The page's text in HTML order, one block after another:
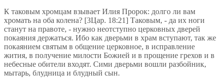
К таковым хромцам взывает Илия Пророк: долго ли вам
хромать на оба колена? [3Цар. 18:21] Таковым, - да их ноги
станут на правоте, - нужно неотступно церковных дверей
покаяния держаться. Ибо как дверьми в храм вступают, так же
покаянием святым в общение церковное, в исправление
жития, в получение милости Божией и в прощение грехов и в
небесные обители входят. Сими дверьми вошли разбойник,
мытарь, блудница и блудный сын.